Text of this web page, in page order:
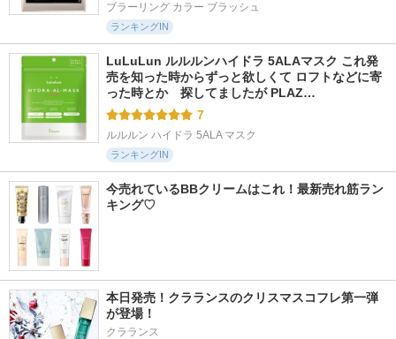
ブラーリング カラー ブラッシュ
ランキングIN
LuLuLun ルルルンハイドラ 5ALAマスク これ発
売を知った時からずっと欲しくて ロフトなどに寄
った時とか　探してましたが PLAZ…
7
ルルルン ハイドラ 5ALA マスク
ランキングIN
今売れているBBクリームはこれ！最新売れ筋ラン
キング♡
本日発売！クラランスのクリスマスコフレ第一弾
が登場！
クラランス